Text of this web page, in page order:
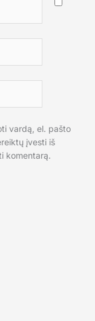
vardą, el. pašto
įvesti iš
komentarą.